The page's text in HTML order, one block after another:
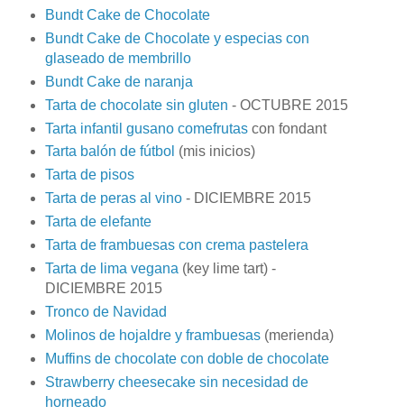
Bundt Cake de Chocolate
Bundt Cake de Chocolate y especias con
glaseado de membrillo
Bundt Cake de naranja
Tarta de chocolate sin gluten - OCTUBRE 2015
Tarta infantil gusano comefrutascon fondant
Tarta balón de fútbol (mis inicios)
Tarta de pisos
Tarta de peras al vino- DICIEMBRE 2015
Tarta de elefante
Tarta de frambuesas con crema pastelera
Tarta de lima vegana (key lime tart) -
DICIEMBRE 2015
Tronco de Navidad
Molinos de hojaldre y frambuesas(merienda)
Muffins de chocolate con doble de chocolate
Strawberry cheesecake sin necesidad de
horneado